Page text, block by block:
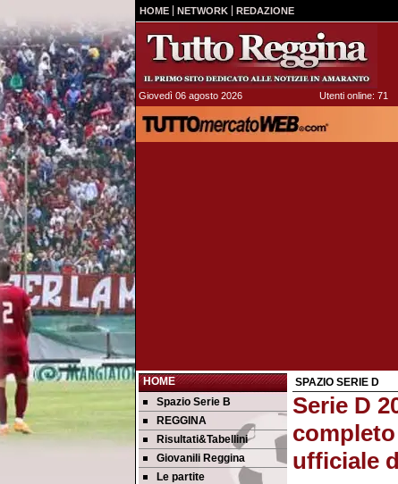
HOME NETWORK REDAZIONE
Giovedì 06 agosto 2026 Utenti online: 71
HOME
Spazio Serie B
REGGINA
Risultati&Tabellini
Giovanili Reggina
Le partite
SPAZIO SERIE D
Serie D
ufficiale